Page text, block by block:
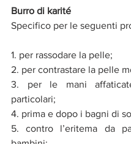
Burro di karité
1. per rassodare la pelle;
2. per contrastare la pelle
3. per le mani
particolari;
4. prima e dopo i bagni di
5. contro l’eritema da